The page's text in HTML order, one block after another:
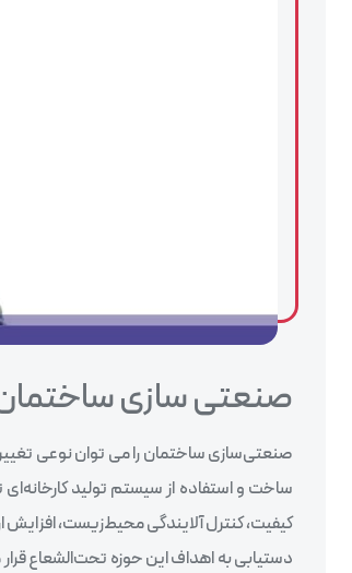
صنعتی‌ سازی
صنعتی‌سازی ساختمان‌ را می‌ توان نوعی
ساخت و استفاده از سیستم تولید
کیفیت، کنترل آلایندگی محیط‌زیست،
دستیابی به اهداف این حوزه تحت‌الشعاع